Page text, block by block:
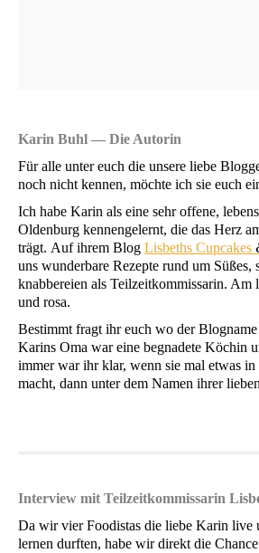
Karin Buhl — Die Autorin
Für alle unter euch die unse­re lie­be
noch nicht ken­nen, möch­te ich sie euch
Ich habe Karin als eine sehr offe­ne,
Olden­burg ken­nen­ge­lernt, die das Herz
trägt. Auf ihrem Blog Lis­beths Cup­ca­kes
uns wun­der­ba­re Rezep­te rund um
knab­be­rei­en als Teil­zeit­kom­mis­sa­rin. Am
und rosa.
Bestimmt fragt ihr euch wo der
Karins Oma war eine begna­de­te Köchin
immer war ihr klar, wenn sie mal etwas
macht, dann unter dem Namen ihrer
Inter­view mit Teil­zeit­kom­mis­sa­rin
Da wir vier Foo­di­stas die lie­be Karin live
ler­nen durf­ten, habe wir direkt die